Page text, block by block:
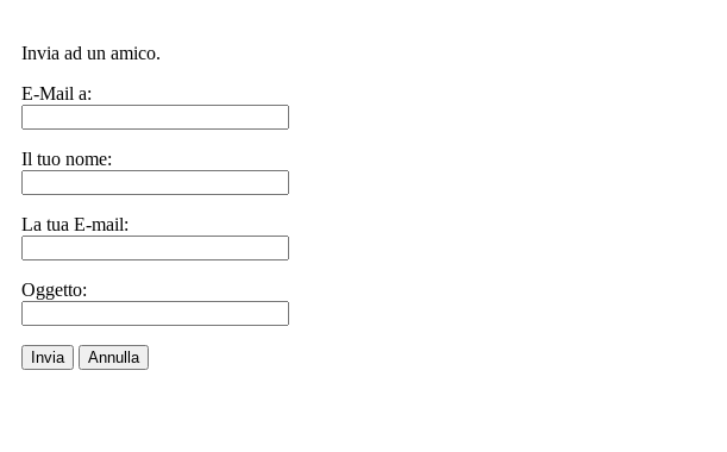
Invia ad un amico.
E-Mail a:
Il tuo nome:
La tua E-mail:
Oggetto:
Invia Annulla